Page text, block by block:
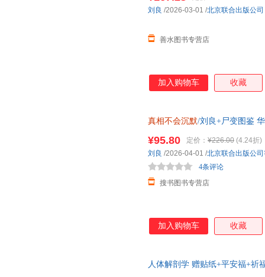
善水图书专营店
刘良 /2026-03-01 /北京联合出版公司
加入购物车 收藏
真相不会沉默/刘良+尸变图鉴
¥95.80 定价： ¥226.00 (4.24折)
搜书图书专营店
4条评论
刘良 /2026-04-01 /北京联合出版公
加入购物车 收藏
人体解剖学 赠贴纸+平安福+祈